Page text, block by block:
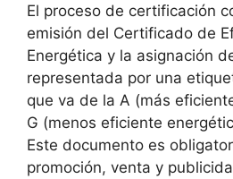
El proceso de certificación
emisión del Certificado de
Energética y la asignación
representada por una
que va de la A (más
G (menos eficiente
Este documento es
promoción, venta y